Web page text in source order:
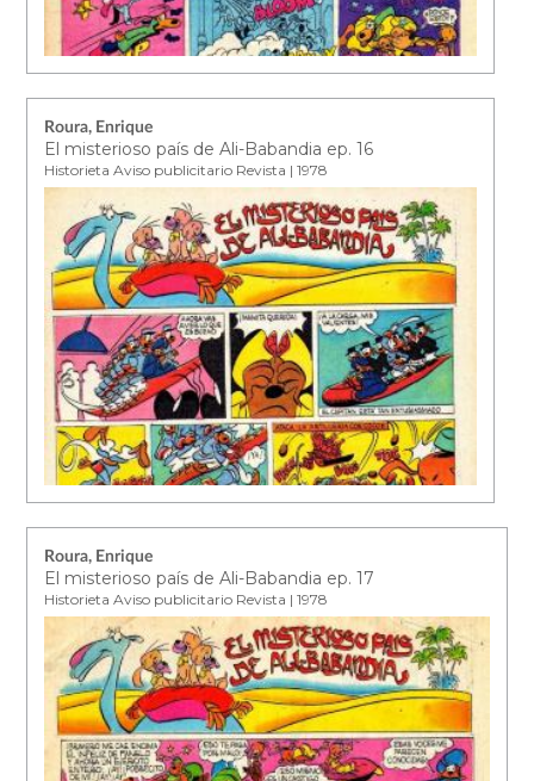
Roura, Enrique
El misterioso país de Ali-Babandia ep. 16
Historieta Aviso publicitario Revista | 1978
Roura, Enrique
El misterioso país de Ali-Babandia ep. 17
Historieta Aviso publicitario Revista | 1978